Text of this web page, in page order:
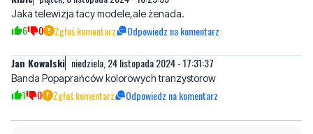
Jaka telewizja tacy modele,ale żenada.
6 0 Zgłoś komentarz Odpowiedz na komentarz
Jan Kowalski niedziela, 24 listopada 2024 - 17:31:37
Banda Popaprańców kolorowych tranzystorow
1 0 Zgłoś komentarz Odpowiedz na komentarz